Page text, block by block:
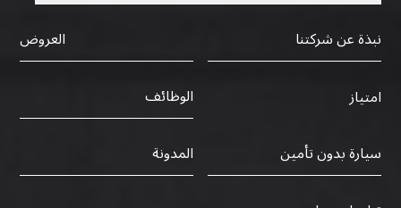
نبذة عن شركتنا
العروض
امتياز
الوظائف
سيارة بدون تأمين
المدونة